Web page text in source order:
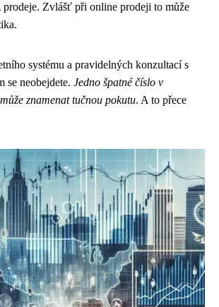
prodeje. Zvlášť při online prodeji to může
systému a pravidelných konzultací s
se neobejdete. Jedno špatné číslo v
znamenat tučnou pokutu. A to přece